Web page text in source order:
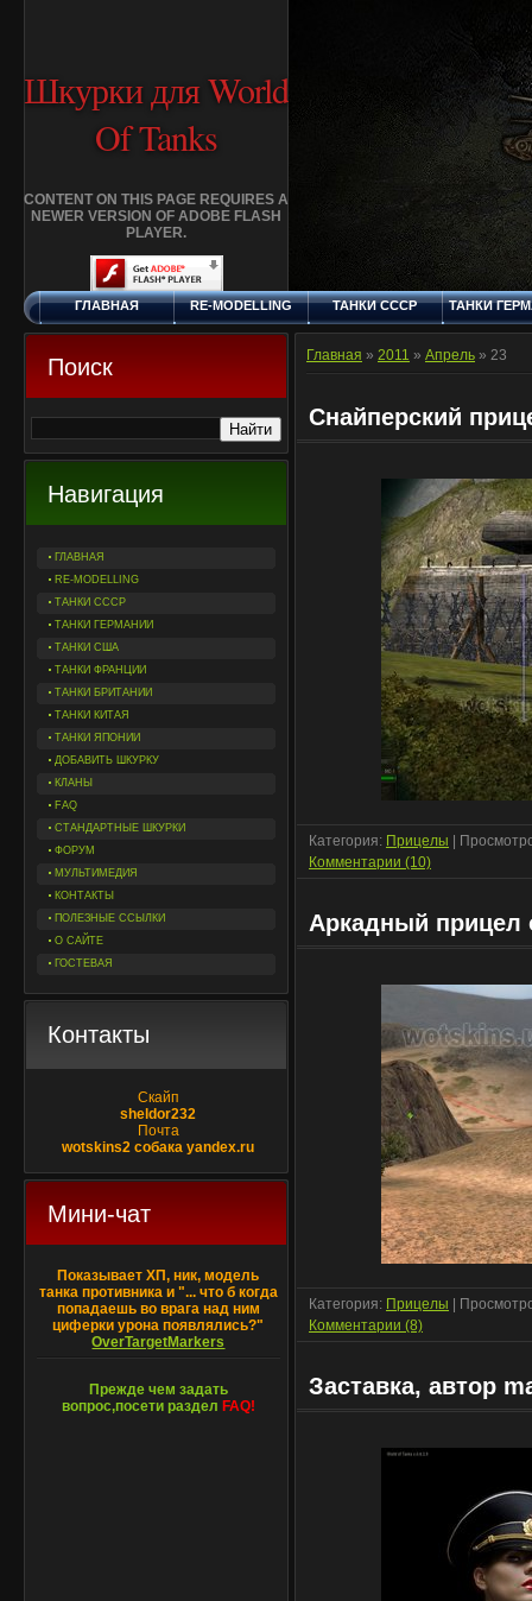
Шкурки для World
Of Tanks
CONTENT ON THIS PAGE REQUIRES A
NEWER VERSION OF ADOBE FLASH
PLAYER.
ПЯТНИЦА, 7.8.2026
ГЛАВНАЯ RE-MODELLING ТАНКИ СССР ТАНКИ
ДОБАВИТЬ
КЛАНЫ FAQ
Поиск
Навигация
ГЛАВНАЯ
RE-MODELLING
ТАНКИ СССР
ТАНКИ ГЕРМАНИИ
ТАНКИ США
ТАНКИ ФРАНЦИИ
ТАНКИ БРИТАНИИ
ТАНКИ КИТАЯ
ТАНКИ ЯПОНИИ
ДОБАВИТЬ ШКУРКУ
КЛАНЫ
FAQ
СТАНДАРТНЫЕ ШКУРКИ
ФОРУМ
МУЛЬТИМЕДИЯ
КОНТАКТЫ
ПОЛЕЗНЫЕ ССЫЛКИ
О САЙТЕ
ГОСТЕВАЯ
Контакты
Скайп
sheldor232
Почта
wotskins2 собака yandex.ru
Мини-чат
Показывает ХП, ник, модель
танка противника и "... что б когда
попадаешь во врага над ним
циферки урона появлялись?"
OverTargetMarkers
Прежде чем задать
вопрос,посети раздел FAQ!
Главная » 2011 » Апрель » 23
Снайперский
Категория: Прицелы |
Комментарии (10)
Аркадный прицел
Категория: Прицелы |
Комментарии (8)
Заставка, автор